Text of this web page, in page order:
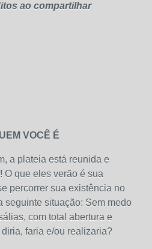
ao compartilhar
VOCÊ É
a plateia está reunida e
que eles verão é sua
percorrer sua existência no
seguinte situação: Sem medo
com total abertura e
faria e/ou realizaria?